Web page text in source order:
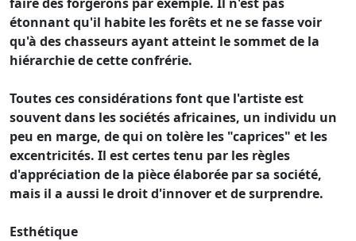
étonnant qu'il habite les forêts et ne se fasse voir
qu'à des chasseurs ayant atteint le sommet de la
hiérarchie de cette confrérie.
Toutes ces considérations font que l'artiste est
souvent dans les sociétés africaines, un individu un
peu en marge, de qui on tolère les "caprices" et les
excentricités. Il est certes tenu par les règles
d'appréciation de la pièce élaborée par sa société,
mais il a aussi le droit d'innover et de surprendre.
Esthétique